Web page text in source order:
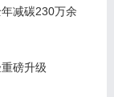
减碳230万余
磅升级